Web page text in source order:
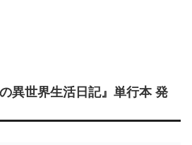
異世界生活日記』単行本 発